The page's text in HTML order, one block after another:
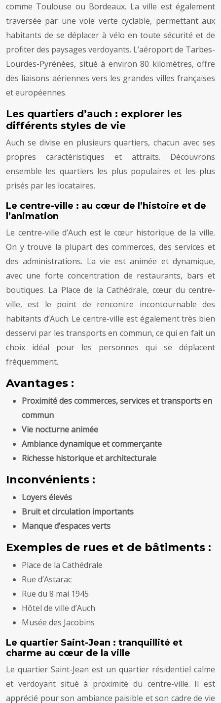
comme Toulouse ou Bordeaux. La ville est également
traversée par une voie verte cyclable, permettant aux
habitants de se déplacer à vélo en toute sécurité et de
profiter des paysages verdoyants. L’aéroport de Tarbes-
Lourdes-Pyrénées, situé à environ 80 kilomètres, offre
des liaisons aériennes vers les grandes villes françaises
et européennes.
Les quartiers d’auch : explorer les
différents styles de vie
Auch se divise en plusieurs quartiers, chacun avec ses
propres caractéristiques et attraits. Découvrons
ensemble les quartiers les plus populaires et les plus
prisés par les locataires.
Le centre-ville : au cœur de l’histoire et de
l’animation
Le centre-ville d’Auch est le cœur historique de la ville.
On y trouve la plupart des commerces, des services et
des administrations. La vie est animée et dynamique,
avec une forte concentration de restaurants, bars et
boutiques. La Place de la Cathédrale, cœur du centre-
ville, est le point de rencontre incontournable des
habitants d’Auch. Le centre-ville est également très bien
desservi par les transports en commun, ce qui en fait un
choix idéal pour les personnes qui se déplacent
fréquemment.
Avantages :
Proximité des commerces, services et transports en
commun
Vie nocturne animée
Ambiance dynamique et commerçante
Richesse historique et architecturale
Inconvénients :
Loyers élevés
Bruit et circulation importants
Manque d’espaces verts
Exemples de rues et de bâtiments :
Place de la Cathédrale
Rue d’Astarac
Rue du 8 mai 1945
Hôtel de ville d’Auch
Musée des Jacobins
Le quartier Saint-Jean : tranquillité et
charme au cœur de la ville
Le quartier Saint-Jean est un quartier résidentiel calme
et verdoyant situé à proximité du centre-ville. Il est
apprécié pour son ambiance paisible et son cadre de vie